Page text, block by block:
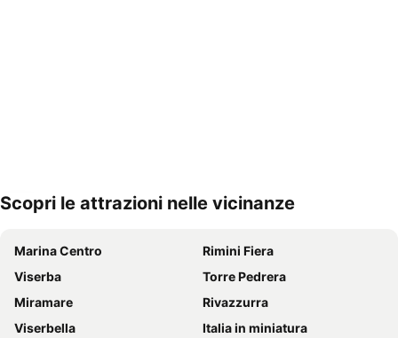
Espandi mappa
Scopri le attrazioni nelle vicinanze
Marina Centro
Rimini Fiera
Viserba
Torre Pedrera
Miramare
Rivazzurra
Viserbella
Italia in miniatura